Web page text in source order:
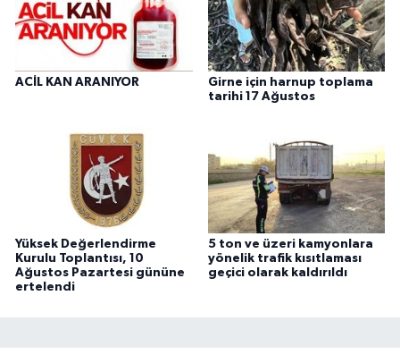
ACİL KAN ARANIYOR
Girne için harnup toplama
tarihi 17 Ağustos
Yüksek Değerlendirme
Kurulu Toplantısı, 10
Ağustos Pazartesi gününe
ertelendi
5 ton ve üzeri kamyonlara
yönelik trafik kısıtlaması
geçici olarak kaldırıldı